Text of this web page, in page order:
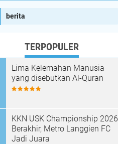
berita
TERPOPULER
Lima Kelemahan Manusia
yang disebutkan Al-Quran
KKN USK Championship 2026
Berakhir, Metro Langgien FC
Jadi Juara